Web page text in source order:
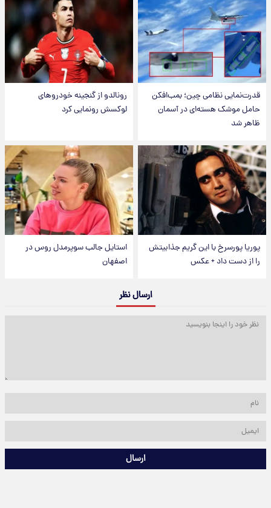
قدرت‌نمایی نظامی چین؛ بمب‌افکن
حامل موشک هسته‌ای در آسمان
ظاهر شد
رونالدو از گنجینه خودروهای
لوکسش رونمایی کرد
پوریا پورسرخ با این گریم جذابیتش
را از دست داد + عکس
استایل جالب سوپرمدل روس در
اصفهان
ارسال نظر
ارسال